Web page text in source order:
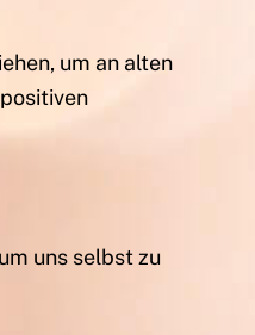
um an alten
uns selbst zu